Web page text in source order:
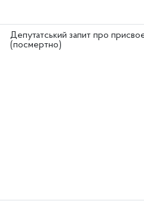
Депутатський запит про
(посмертно)